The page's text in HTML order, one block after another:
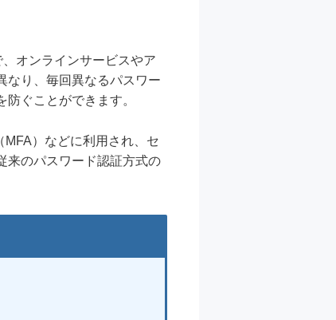
オンラインサービスやア
なり、毎回異なるパスワー
ぐことができます。
）などに利用され、セ
来のパスワード認証方式の